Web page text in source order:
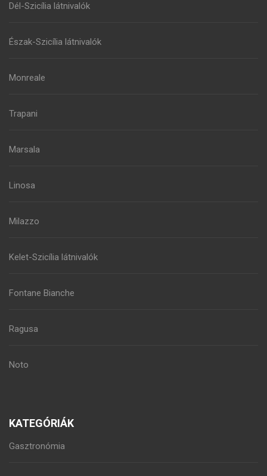
Dél-Szicília látnivalók
Észak-Szicília látnivalók
Monreale
Trapani
Marsala
Linosa
Milazzo
Kelet-Szicília látnivalók
Fontane Bianche
Ragusa
Noto
KATEGÓRIÁK
Gasztronómia